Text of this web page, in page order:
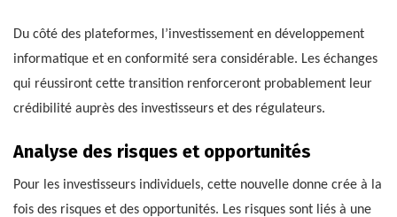
Du côté des plateformes, l’investissement en développement
informatique et en conformité sera considérable. Les échanges
qui réussiront cette transition renforceront probablement leur
crédibilité auprès des investisseurs et des régulateurs.
Analyse des risques et opportunités
Pour les investisseurs individuels, cette nouvelle donne crée à la
fois des risques et des opportunités. Les risques sont liés à une